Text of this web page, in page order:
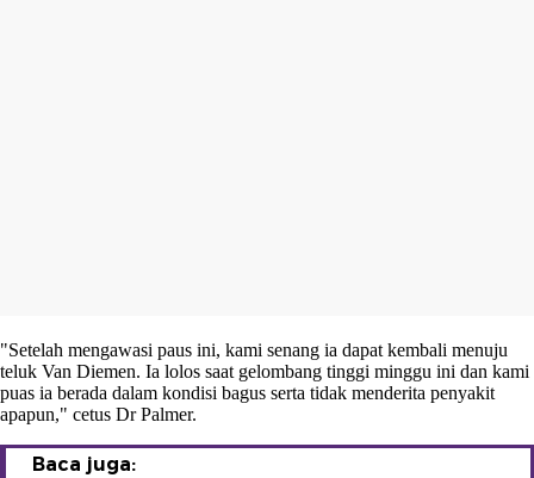
"Setelah mengawasi paus ini, kami senang ia dapat kembali menuju
teluk Van Diemen. Ia lolos saat gelombang tinggi minggu ini dan kami
puas ia berada dalam kondisi bagus serta tidak menderita penyakit
apapun," cetus Dr Palmer.
Baca juga: